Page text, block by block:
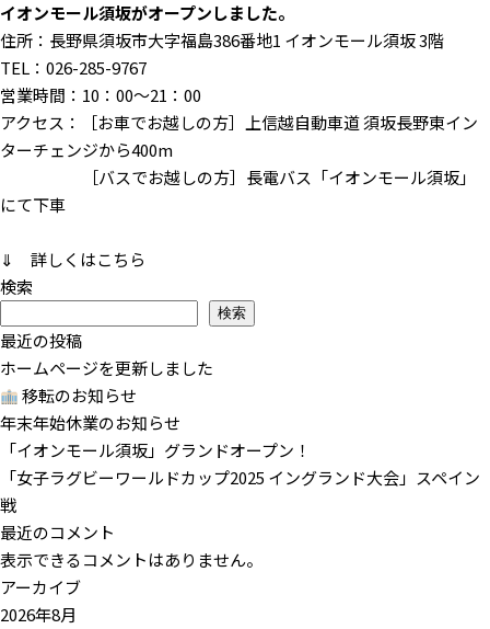
イオンモール須坂がオープンしました。
住所：長野県須坂市大字福島386番地1 イオンモール須坂 3階
TEL： 026-285-9767
営業時間：10：00〜21：00
アクセス：［お車でお越しの方］上信越自動車道 須坂長野東イン
ターチェンジから400m
［バスでお越しの方］長電バス「イオンモール須坂」
にて下車
⇓ 詳しくはこちら
検索
検索
最近の投稿
ホームページを更新しました
移転のお知らせ
年末年始休業のお知らせ
「イオンモール須坂」グランドオープン！
「女子ラグビーワールドカップ2025 イングランド大会」スペイン
戦
最近のコメント
表示できるコメントはありません。
アーカイブ
2026年8月